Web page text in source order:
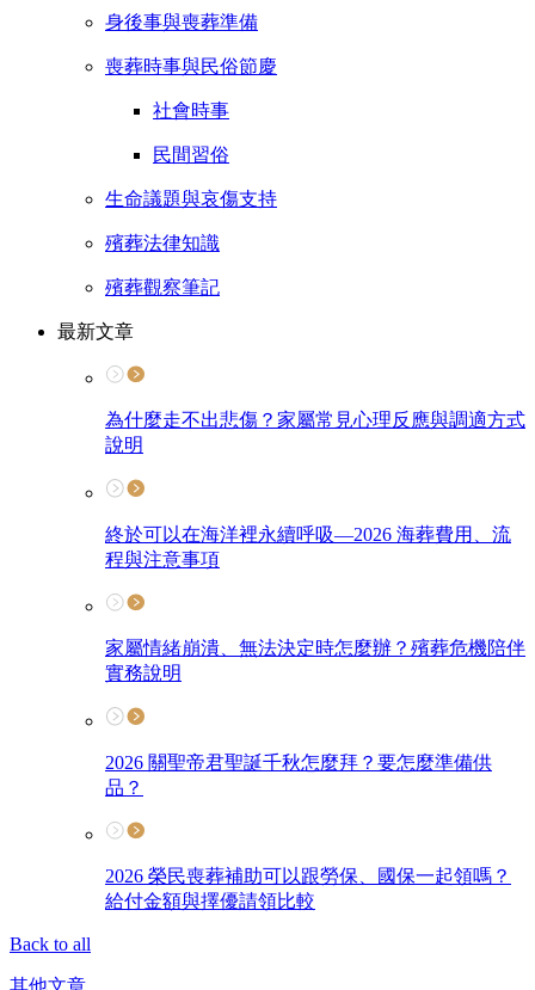
身後事與喪葬準備
喪葬時事與民俗節慶
社會時事
民間習俗
生命議題與哀傷支持
殯葬法律知識
殯葬觀察筆記
最新文章
為什麼走不出悲傷？家屬常見心理反應與調適方式
說明
終於可以在海洋裡永續呼吸—2026 海葬費用、流
程與注意事項
家屬情緒崩潰、無法決定時怎麼辦？殯葬危機陪伴
實務說明
2026 關聖帝君聖誕千秋怎麼拜？要怎麼準備供
品？
2026 榮民喪葬補助可以跟勞保、國保一起領嗎？
給付金額與擇優請領比較
Back to all
其他文章